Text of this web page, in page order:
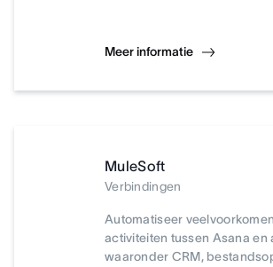
Meer informatie
MuleSoft
Verbindingen
Automatiseer
activiteiten tussen Asana en
waaronder CRM,